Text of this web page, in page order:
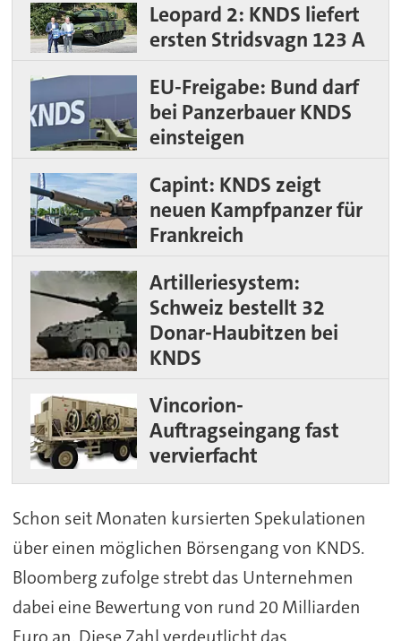
Leopard 2: KNDS liefert
ersten Stridsvagn 123 A
EU-Freigabe: Bund darf
bei Panzerbauer KNDS
einsteigen
Capint: KNDS zeigt
neuen Kampfpanzer für
Frankreich
Artilleriesystem:
Schweiz bestellt 32
Donar-Haubitzen bei
KNDS
Vincorion-
Auftragseingang fast
vervierfacht
Schon seit Monaten kursierten Spekulationen
über einen möglichen Börsengang von KNDS.
Bloomberg zufolge strebt das Unternehmen
dabei eine Bewertung von rund 20 Milliarden
Euro an. Diese Zahl verdeutlicht das